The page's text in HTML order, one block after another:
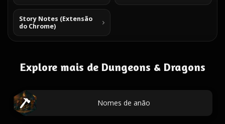
Story Notes (Extensão
do Chrome)
Explore mais de Dungeons & Dragons
Nomes de anão